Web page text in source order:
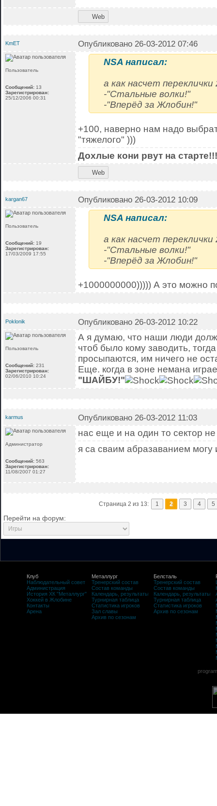
Web
KmET Опубликовано 26-03-2012 07:46
Пользователь
Сообщений: 13
Зарегистрирован:
25/12/2006 00:31
NSA написал:
а как насчет
-"Стальные волки!"
-"Вперёд за Жлобин!"
+100, наверно нам надо
"тяжелого" )))
Дохлые кони рвут на старте!!!
Web
kargan67 Опубликовано 26-03-2012 10:09
Пользователь
Сообщений: 19
Зарегистрирован:
17/03/2009 17:55
NSA написал:
а как насчет
-"Стальные волки!"
-"Вперёд за Жлобин!"
+1000000000))))) А это можно
Poklonik Опубликовано 26-03-2012 10:22
Пользователь
Сообщений: 231
Зарегистрирован:
02/06/2010 10:24
А я думаю, что наши люди
чтоб было кому заводить,
просыпаются, им ничего не
Еще. когда в зоне немана
"ШАЙБУ!"
karmus Опубликовано 26-03-2012 11:03
Администратор
Сообщений: 563
Зарегистрирован:
11/08/2007 01:27
нас еще и на один то сектор
я са сваим абразаванием могу
Страница 2 из 13: 1 2 3 4 5
Перейти на форум:
Клуб
Наблюдательный совет
Администрация
История ХК "Металлург"
Хоккей в Жлобине
Контакты
Арена
Металлург
Тренерский состав
Состав команды
Календарь, результаты
Турнирная таблица
Статистика игроков
Зал славы
Архив по сезонам
Белсталь
Тренерский состав
Состав команды
Календарь, результаты
Турнирная таблица
Статистика игроков
Архив по сезонам